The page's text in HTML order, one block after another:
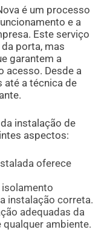
é um processo
e a
Este serviço
porta, mas
garantem a
acesso. Desde a
até a técnica de
instalação de
aspectos:
oferece
instalação correta.
adequadas da
ambiente.